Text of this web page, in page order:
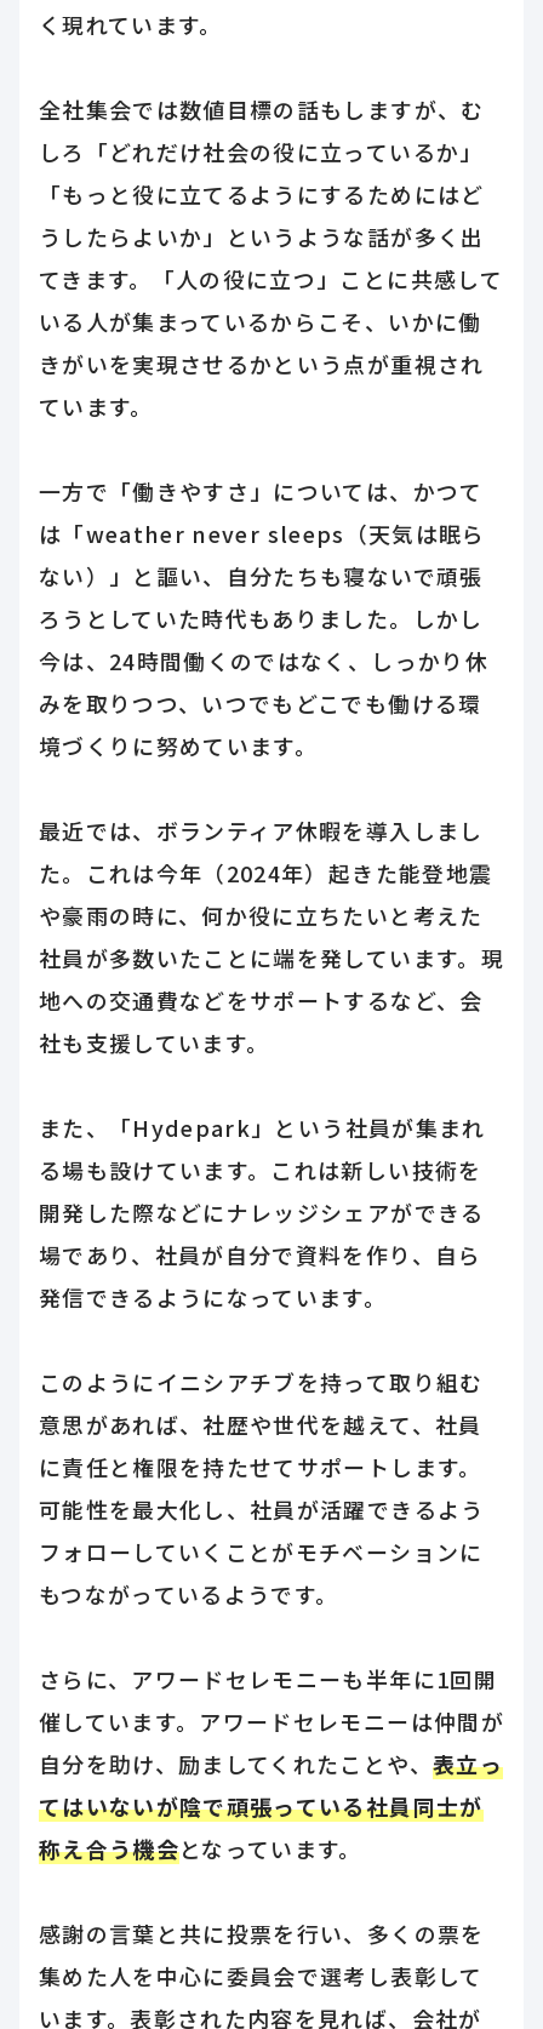
く現れています。
全社集会では数値目標の話もしますが、む
しろ「どれだけ社会の役に立っているか」
「もっと役に立てるようにするためにはど
うしたらよいか」というような話が多く出
てきます。「人の役に立つ」ことに共感して
いる人が集まっているからこそ、いかに働
きがいを実現させるかという点が重視され
ています。
一方で「働きやすさ」については、かつて
は「weather never sleeps（天気は眠ら
ない）」と謳い、自分たちも寝ないで頑張
ろうとしていた時代もありました。しかし
今は、24時間働くのではなく、しっかり休
みを取りつつ、いつでもどこでも働ける環
境づくりに努めています。
最近では、ボランティア休暇を導入しまし
た。これは今年（2024年）起きた能登地震
や豪雨の時に、何か役に立ちたいと考えた
社員が多数いたことに端を発しています。現
地への交通費などをサポートするなど、会
社も支援しています。
また、「Hydepark」という社員が集まれ
る場も設けています。これは新しい技術を
開発した際などにナレッジシェアができる
場であり、社員が自分で資料を作り、自ら
発信できるようになっています。
このようにイニシアチブを持って取り組む
意思があれば、社歴や世代を越えて、社員
に責任と権限を持たせてサポートします。
可能性を最大化し、社員が活躍できるよう
フォローしていくことがモチベーションに
もつながっているようです。
さらに、アワードセレモニーも半年に1回開
催しています。アワードセレモニーは仲間が
自分を助け、励ましてくれたことや、 表立っ
てはいないが陰で頑張っている社員同士が
称え合う機会となっています。
感謝の言葉と共に投票を行い、多くの票を
集めた人を中心に委員会で選考し表彰して
います。表彰された内容を見れば、会社が